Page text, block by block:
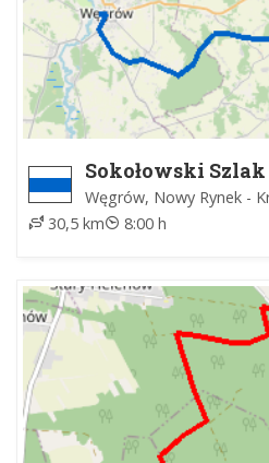
Sokołowski
Styczniowego
Węgrów, Nowy Rynek -
30,5 km
8:00 h